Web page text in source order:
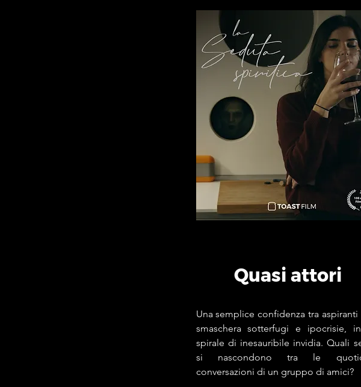
Quasi attori
Una semplice confidenza tra aspiranti
smaschera sotterfugi e ipocrisie,
spirale di inesauribile invidia. Quali
si nascondono tra le
conversazioni di un gruppo di amici?